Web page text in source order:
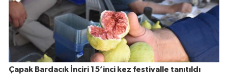
Çapak Bardacık İnciri 15’inci kez festivalle tanıtıldı